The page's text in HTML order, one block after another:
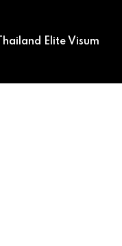
Thailand Elite Visum